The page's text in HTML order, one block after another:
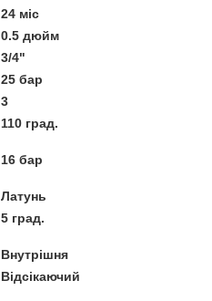
24 міс
0.5 дюйм
3/4"
25 бар
3
110 град.
16 бар
Латунь
5 град.
Внутрішня
Відсікаючий